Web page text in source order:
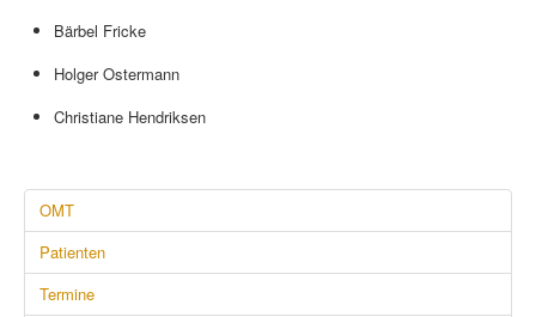
Bärbel Fricke
Holger Ostermann
Christiane Hendriksen
OMT
Patienten
Termine